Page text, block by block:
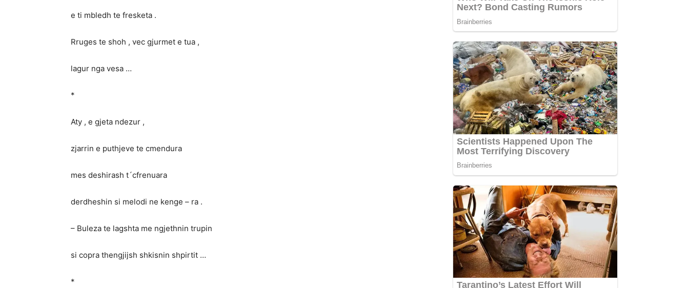
e ti mbledh te fresketa .
Rruges te shoh , vec gjurmet e tua ,
lagur nga vesa …
*
Aty , e gjeta ndezur ,
zjarrin e puthjeve te cmendura
mes deshirash t´cfrenuara
derdheshin si melodi ne kenge – ra .
– Buleza te lagshta me ngjethnin trupin
si copra thengjijsh shkisnin shpirtit …
*